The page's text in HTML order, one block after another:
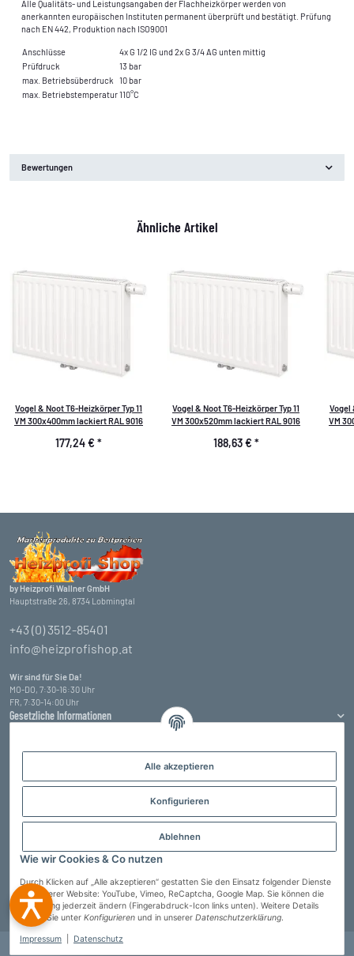
Alle akzeptieren
Konfigurieren
Ablehnen
Wie wir Cookies & Co nutzen
Durch Klicken auf „Alle akzeptieren“ gestatten Sie den Einsatz folgender Dienste
auf unserer Website: YouTube, Vimeo, ReCaptcha, Google Map. Sie können die
Einstellung jederzeit ändern (Fingerabdruck-Icon links unten). Weitere Details
finden Sie unter Konfigurieren und in unserer Datenschutzerklärung.
Impressum Datenschutz
Alle Qualitäts- und Leistungsangaben der Flachheizkörper werden von
anerkannten europäischen Instituten permanent überprüft und bestätigt. Prüfung
nach EN 442, Produktion nach ISO9001
Anschlüsse
4x G 1/2 IG und 2x G 3/4 AG unten mittig
Prüfdruck
13 bar
max. Betriebsüberdruck
10 bar
max. Betriebstemperatur110°C
Bewertungen
Ähnliche Artikel
Vogel & Noot T6-Heizkörper Typ 11
VM 300x400mm lackiert RAL 9016
177,24 € *
Vogel & Noot T6-Heizkörper Typ 11
VM 300x520mm lackiert RAL 9016
188,63 € *
Vogel
VM
by Heizprofi Wallner GmbH
Hauptstraße 26, 8734 Lobmingtal
+43 (0) 3512-85401
info@heizprofishop.at
Wir sind für Sie Da!
MO-DO, 7:30-16:30 Uhr
FR, 7:30-14:00 Uhr
Gesetzliche Informationen
Informationen
Zahlungsarten
Vertrag widerrufen
© Heizprofi Wallner GmbH * Alle Preise inkl. gesetzlicher USt., zzgl.